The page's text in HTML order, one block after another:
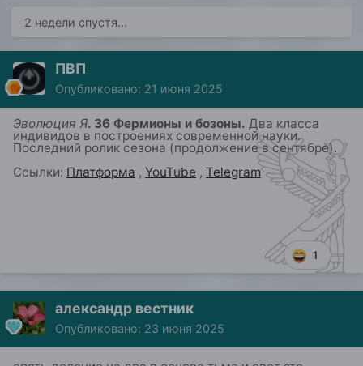
2 недели спустя...
ПВП
Опубликовано: 21 июня 2025
Эволюция Я. 36 Фермионы и бозоны. Два класса
индивидов в построениях современной науки.
Последний ролик сезона (продолжение в сентябре).
Ссылки: Платформа , YouTube , Telegram
1
александр вестник
Опубликовано: 23 июня 2025